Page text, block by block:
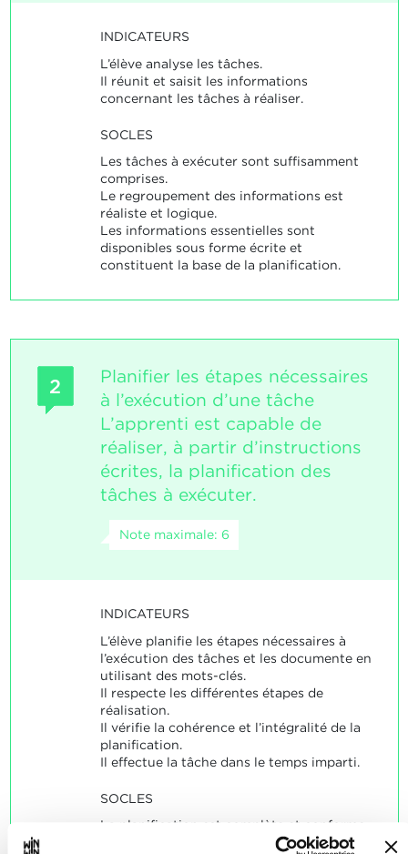
INDICATEURS
L’élève analyse les tâches.
Il réunit et saisit les informations
concernant les tâches à réaliser.
SOCLES
Les tâches à exécuter sont suffisamment
comprises.
Le regroupement des informations est
réaliste et logique.
Les informations essentielles sont
disponibles sous forme écrite et
constituent la base de la planification.
2
Planifier les étapes nécessaires
à l’exécution d’une tâche
L’apprenti est capable de
réaliser, à partir d’instructions
écrites, la planification des
tâches à exécuter.
Note maximale: 6
INDICATEURS
L’élève planifie les étapes nécessaires à
l’exécution des tâches et les documente en
utilisant des mots-clés.
Il respecte les différentes étapes de
réalisation.
Il vérifie la cohérence et l’intégralité de la
planification.
Il effectue la tâche dans le temps imparti.
SOCLES
La planification est complète et conforme
aux exigences. L’élève a correctement